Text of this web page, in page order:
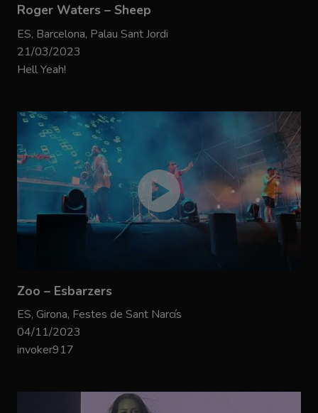
Roger Waters – Sheep
ES, Barcelona, Palau Sant Jordi
21/03/2023
Hell Yeah!
Zoo – Esbarzers
ES, Girona, Festes de Sant Narcís
04/11/2023
invoker917